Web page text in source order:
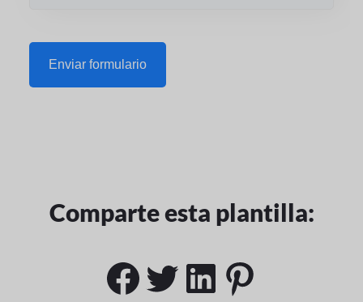
Enviar formulario
Comparte esta plantilla:
Facebook
Gorjeo
LinkedIn